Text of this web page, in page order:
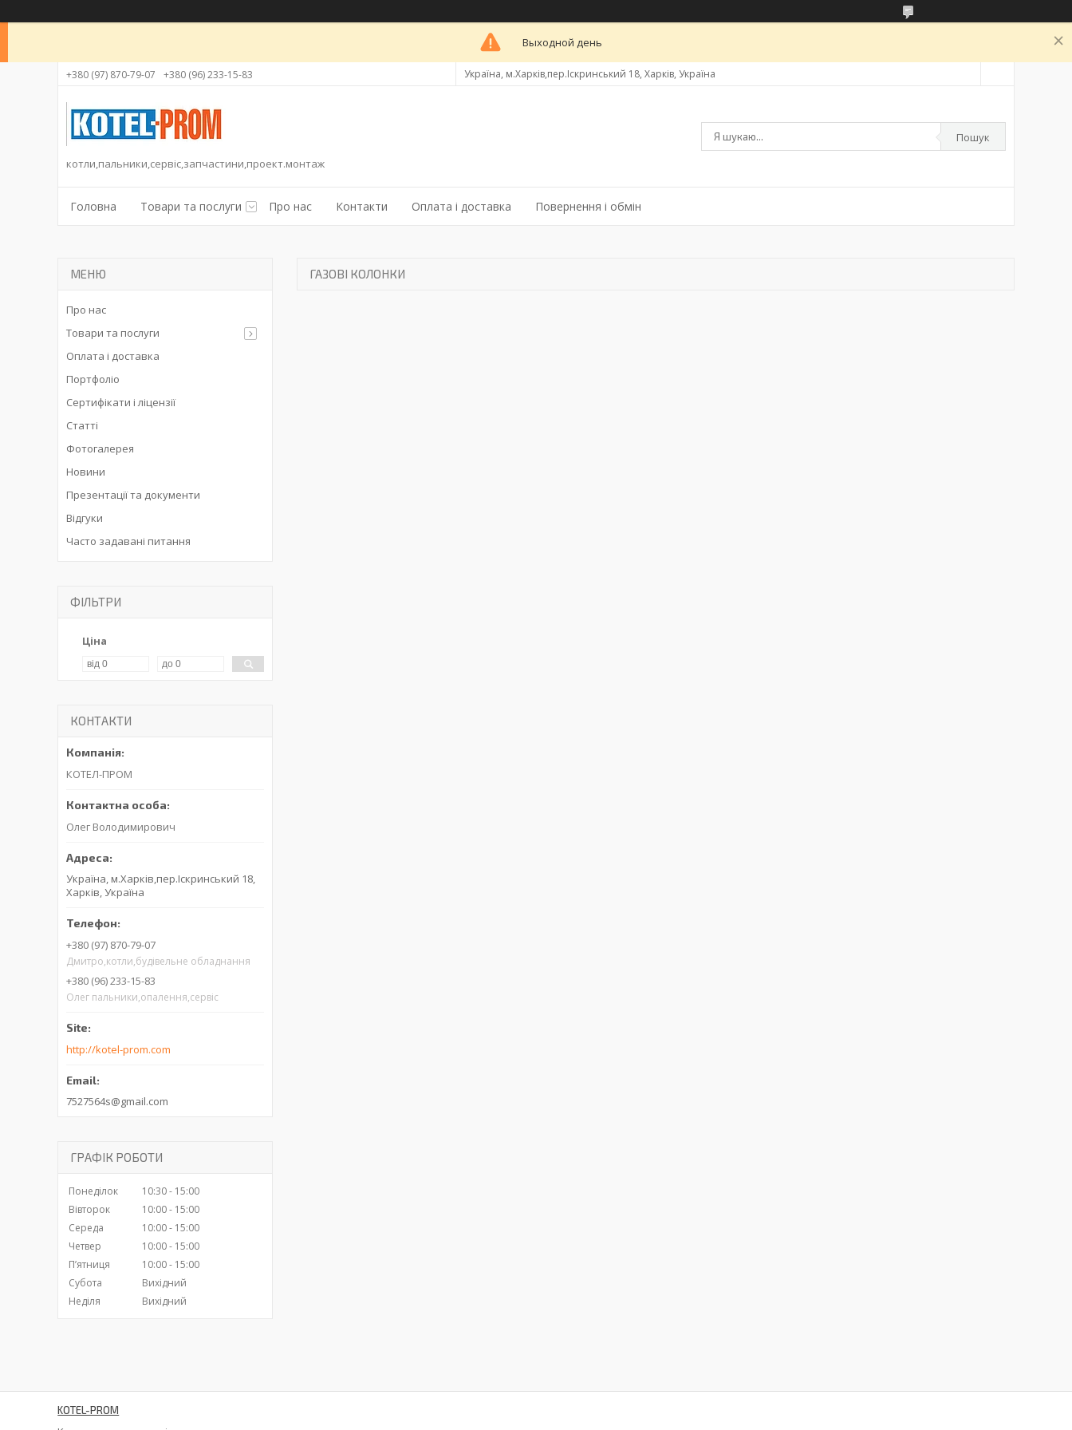
Выходной день
+380 (97) 870-79-07 +380 (96) 233-15-83 Україна, м.Харків,пер.Іскринський 18, Харків, Україна
котли,пальники,сервіс,запчастини,проект.монтаж
Пошук
Головна Товари та послуги Про нас Контакти Оплата і доставка Повернення і обмін
ГАЗОВІ КОЛОНКИ
Про нас
Товари та послуги
Оплата і доставка
Портфоліо
Сертифікати і ліцензії
Статті
Фотогалерея
Новини
Презентації та документи
Відгуки
Часто задавані питання
ФІЛЬТРИ
Ціна
КОНТАКТИ
КОТЕЛ-ПРОМ
Олег Володимирович
Україна, м.Харків,пер.Іскринський 18,
Харків, Україна
+380 (97) 870-79-07
Дмитро,котли,будівельне обладнання
+380 (96) 233-15-83
Олег пальники,опалення,сервіс
http://kotel-prom.com
7527564s@gmail.com
ГРАФІК РОБОТИ
Понеділок 10:30
15:00
Вівторок
10:00
15:00
Середа
10:00
15:00
Четвер
10:00
15:00
Пʼятниця
10:00
15:00
Субота
Вихідний
Неділя
Вихідний
KOTEL-PROM